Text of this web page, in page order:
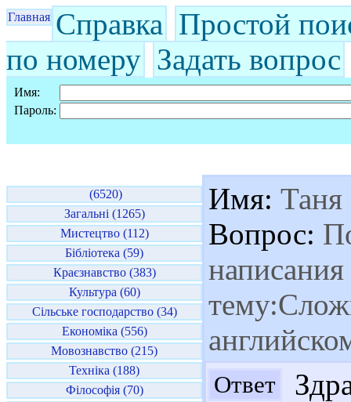
Главная Справка Простой
по номеру Задать вопрос
Имя:
Пароль:
(6520)
Загальні (1265)
Мистецтво (112)
Бібліотека (59)
Краєзнавство (383)
Культура (60)
Сільське господарство (34)
Економіка (556)
Мовознавство (215)
Техніка (188)
Філософія (70)
Имя: Таня
Вопрос:
Ответ